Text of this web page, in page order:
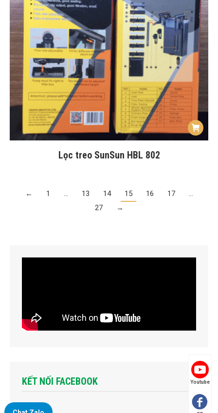
Lọc treo SunSun HBL 802
← 1 … 13 14 15 16 17
…
27
→
KẾT NỐI FACEBOOK Youtube